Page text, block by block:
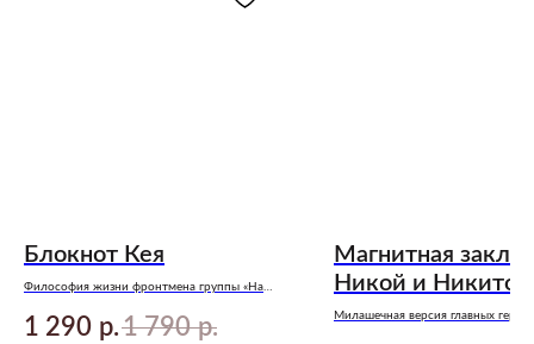
Блокнот Кея
Философия жизни фронтмена группы «На
«Музыкальный приворот»
1 290 р.1 790 р.
Магнитная
Никой и Никитой
Милашечная версия главных